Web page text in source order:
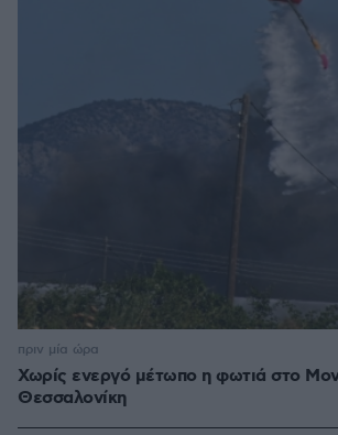
Χωρίς ενεργό μέτωπο η φωτιά στο
Θεσσαλονίκη
πριν μία ώρα